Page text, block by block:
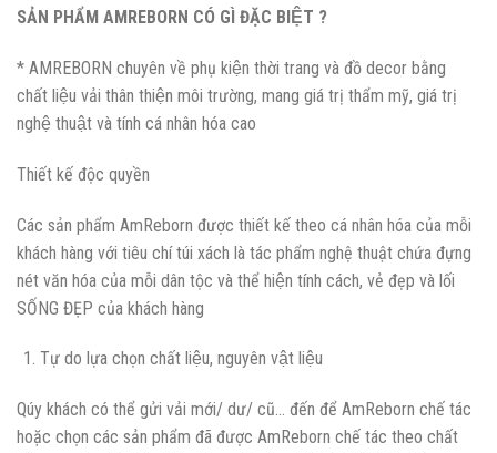
SẢN PHẨM AMREBORN CÓ GÌ ĐẶC BIỆT ?
* AMREBORN chuyên về phụ kiện thời trang và đồ decor bằng
chất liệu vải thân thiện môi trường, mang giá trị thẩm mỹ, giá trị
nghệ thuật và tính cá nhân hóa cao
Thiết kế độc quyền
Các sản phẩm AmReborn được thiết kế theo cá nhân hóa của mỗi
khách hàng với tiêu chí túi xách là tác phẩm nghệ thuật chứa đựng
nét văn hóa của mỗi dân tộc và thể hiện tính cách, vẻ đẹp và lối
SỐNG ĐẸP của khách hàng
Tự do lựa chọn chất liệu, nguyên vật liệu
Qúy khách có thể gửi vải mới/ dư/ cũ… đến để AmReborn chế tác
hoặc chọn các sản phẩm đã được AmReborn chế tác theo chất